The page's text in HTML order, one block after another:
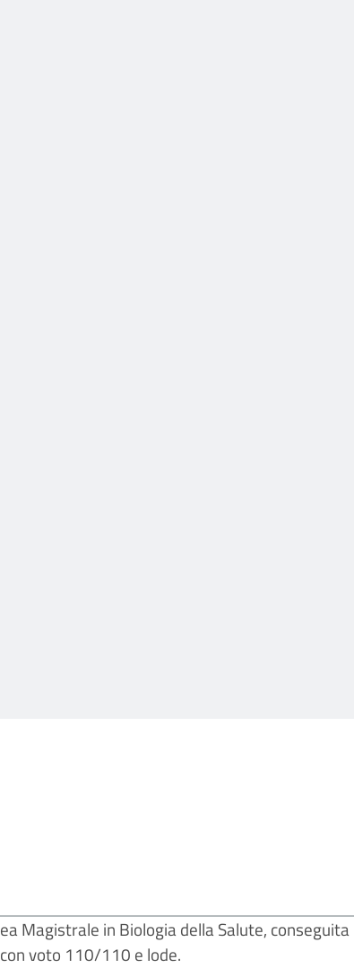
Magistrale in Biologia della Salute,
voto 110/110 e lode.